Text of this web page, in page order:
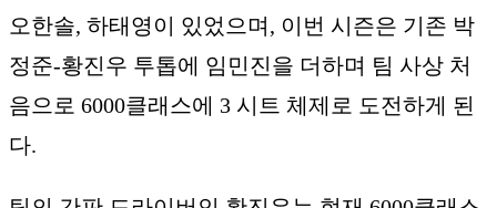
오한솔, 하태영이 있었으며, 이번 시즌은 기존 박
정준-황진우 투톱에 임민진을 더하며 팀 사상 처
음으로 6000클래스에 3 시트 체제로 도전하게 된
다.